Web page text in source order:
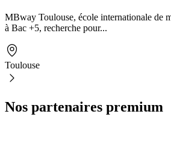
MBway Toulouse, école internationale de
à Bac +5, recherche pour...
Toulouse
Nos partenaires premium